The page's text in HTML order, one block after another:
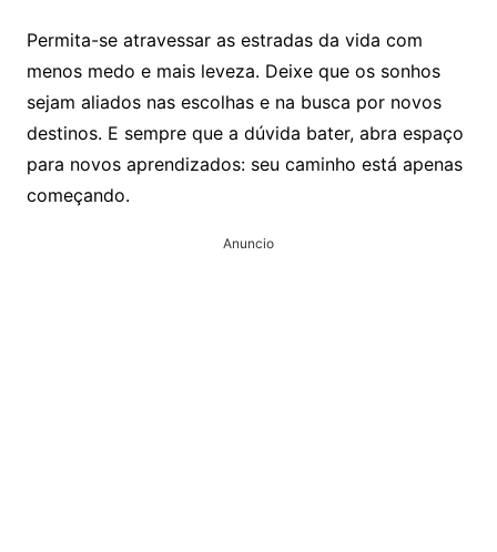
Permita-se atravessar as estradas da vida com
menos medo e mais leveza. Deixe que os sonhos
sejam aliados nas escolhas e na busca por novos
destinos. E sempre que a dúvida bater, abra espaço
para novos aprendizados: seu caminho está apenas
começando.
Anuncio